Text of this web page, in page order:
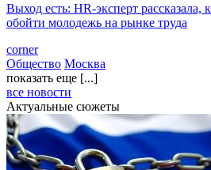
Выход есть: HR-эксперт рассказала,
обойти молодежь на рынке труда
corner
Общество Москва
показать еще [...]
все новости
Актуальные сюжеты